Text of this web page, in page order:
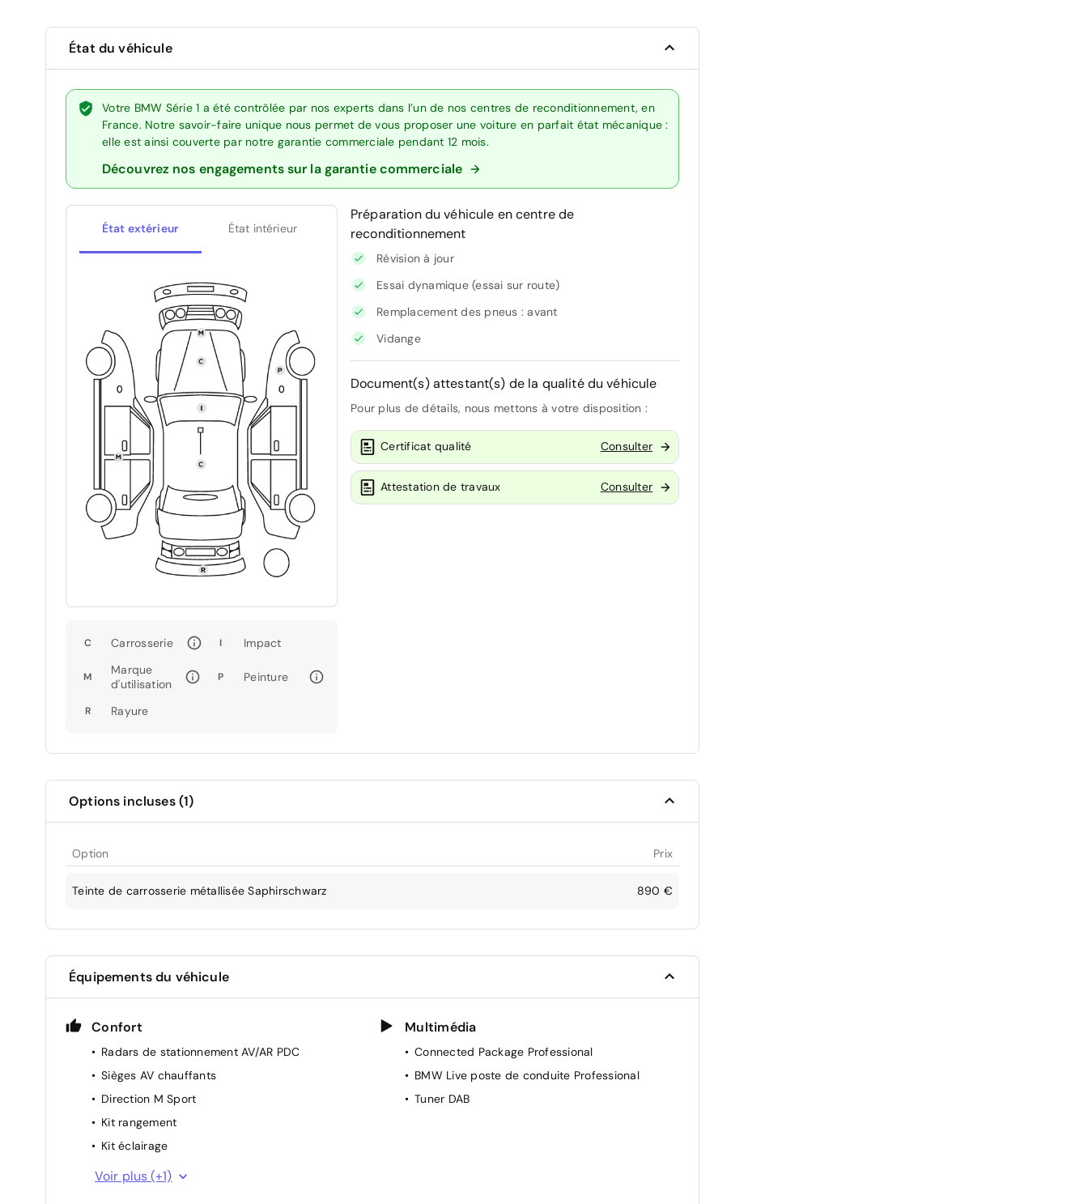
État du véhicule
Votre BMW Série 1 a été contrôlée par nos experts dans l’un de nos centres de reconditionnement, en
France. Notre savoir-faire unique nous permet de vous proposer une voiture en parfait état mécanique :
elle est ainsi couverte par notre garantie commerciale pendant 12 mois.
Découvrez nos engagements sur la garantie commerciale
État extérieur État intérieur
C Carrosserie I Impact
M
Marque
d'utilisation
P Peinture
R Rayure
Préparation du véhicule en centre de
reconditionnement
Révision à jour
Essai dynamique (essai sur route)
Remplacement des pneus : avant
Vidange
Document(s) attestant(s) de la qualité du véhicule
Pour plus de détails, nous mettons à votre disposition :
Certificat qualité Consulter
Attestation de travaux Consulter
Options incluses (1)
Option Prix
Teinte de carrosserie métallisée Saphirschwarz 890 €
Équipements du véhicule
Confort
Radars de stationnement AV/AR PDC
Sièges AV chauffants
Direction M Sport
Kit rangement
Kit éclairage
Climatisation automatique
Voir plus (+1)
Multimédia
Connected Package Professional
BMW Live poste de conduite Professional
Tuner DAB